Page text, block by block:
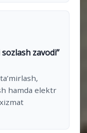
zavodi”
hamda elektr